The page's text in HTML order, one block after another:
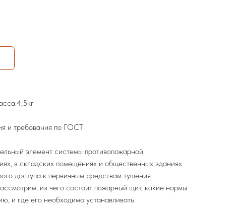
и требования по ГОСТ
элемент системы противопожарной
в складских помещениях и общественных зданиях.
доступа к первичным средствам тушения
из чего состоит пожарный щит, какие нормы
и где его необходимо устанавливать.